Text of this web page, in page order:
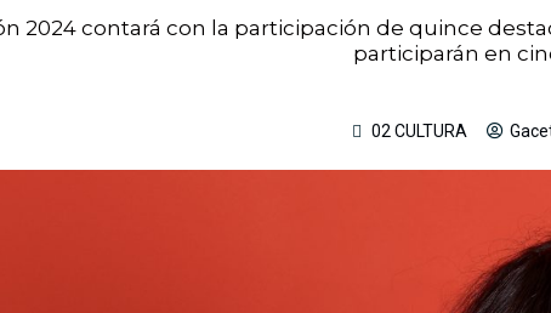
2024 contará con la participación de quince
participarán en
02 CULTURA